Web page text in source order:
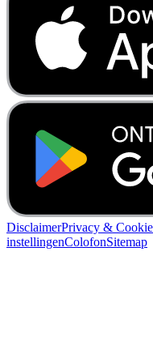
DisclaimerPrivacy &
instellingenColofonSitemap